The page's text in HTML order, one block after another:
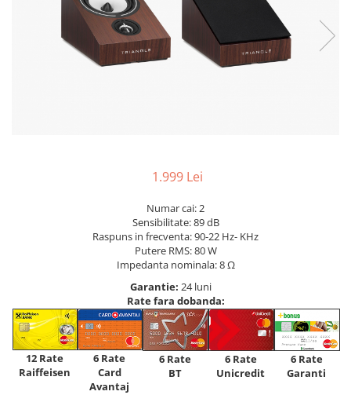
1.999 Lei
Numar cai: 2
Sensibilitate: 89 dB
Raspuns in frecventa: 90-22 Hz- KHz
Putere RMS: 80 W
Impedanta nominala: 8 Ω
Garantie: 24 luni
Rate fara dobanda:
12 Rate
Raiffeisen
6 Rate
Card
Avantaj
6 Rate
BT
6 Rate
Unicredit
6 Rate
Garanti